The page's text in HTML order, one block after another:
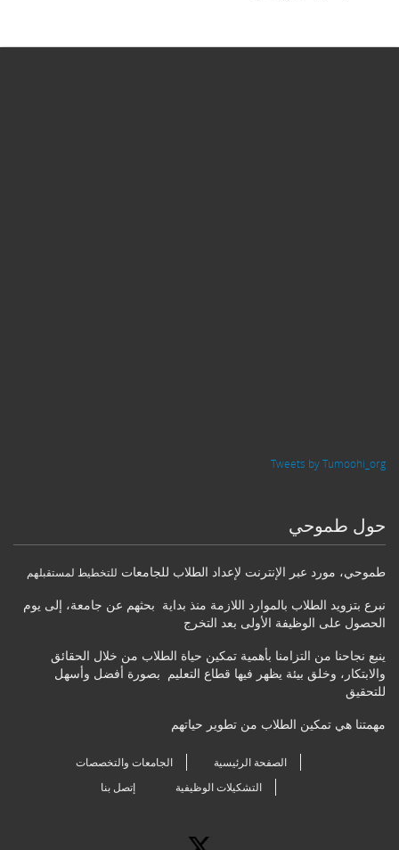
Tweets by Tumoohi_org
حول طموحي
طموحي، مورد عبر الإنترنت لإعداد الطلاب للجامعات للتخطيط لمستقبلهم
نبرع بتزويد الطلاب بالموارد اللازمة منذ بداية بحثهم عن جامعة، إلى يوم
الحصول على الوظيفة الأولى بعد التخرج
ينبع نجاحنا من التزامنا بأهمية تمكين حياة الطلاب من خلال الحقائق
والابتكار، وخلق بيئة يظهر فيها قطاع التعليم بصورة أفضل وأسهل
للتحقيق
مهمتنا هي تمكين الطلاب من تطوير حياتهم
الصفحة الرئيسية
الجامعات والتخصصات
التشكيلات الوظيفية
إتصل بنا